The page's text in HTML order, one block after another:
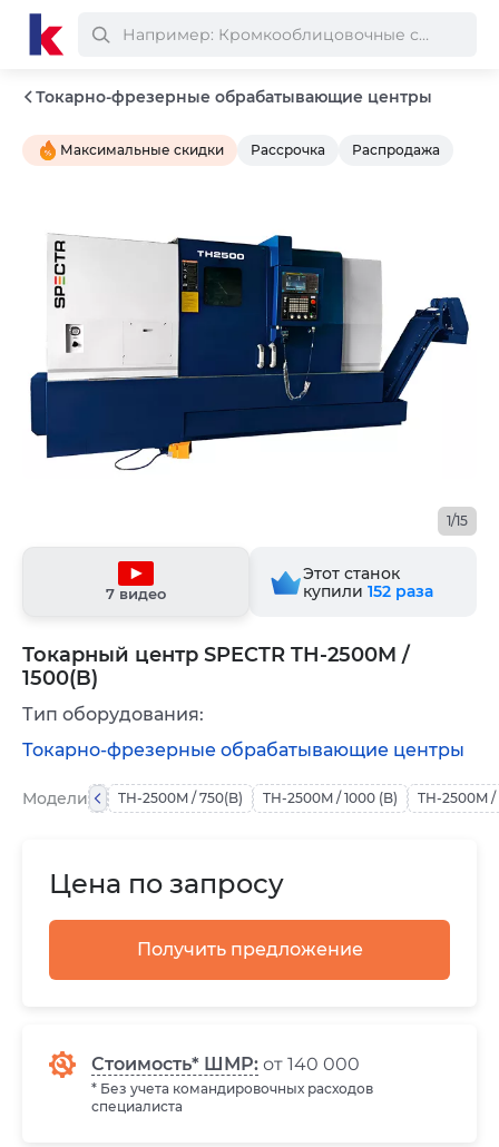
Токарно-фрезерные обрабатывающие центры
Максимальные скидки Рассрочка Распродажа
Токарный центр SPECTR TH-2500M /
1500(B)
1/15
7 видео
Этот станок
купили 152 раза
Цена по запросу
Получить предложение
Стоимость* ШМР: от 140 000
* Без учета командировочных расходов
специалиста
Модели TH-2500M / 750(B) TH-2500M / 1000 (B) TH-2500M
Тип оборудования:
Токарно-фрезерные обрабатывающие центры